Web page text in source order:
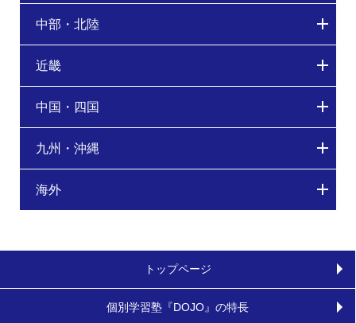
中部・北陸
近畿
中国・四国
九州・沖縄
海外
トップページ
個別学習塾『DOJO』の特長